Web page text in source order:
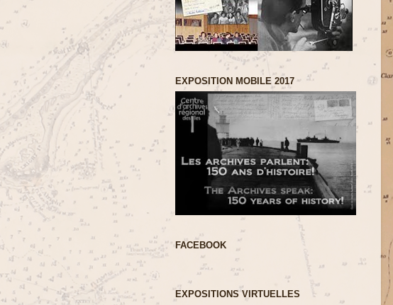
EXPOSITION MOBILE 2017
FACEBOOK
EXPOSITIONS VIRTUELLES